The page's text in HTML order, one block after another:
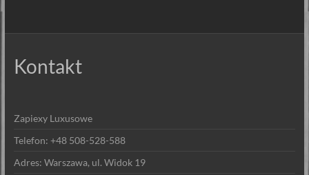
Kontakt
Zapiexy Luxusowe
Telefon: +48 508-528-588
Adres: Warszawa, ul. Widok 19